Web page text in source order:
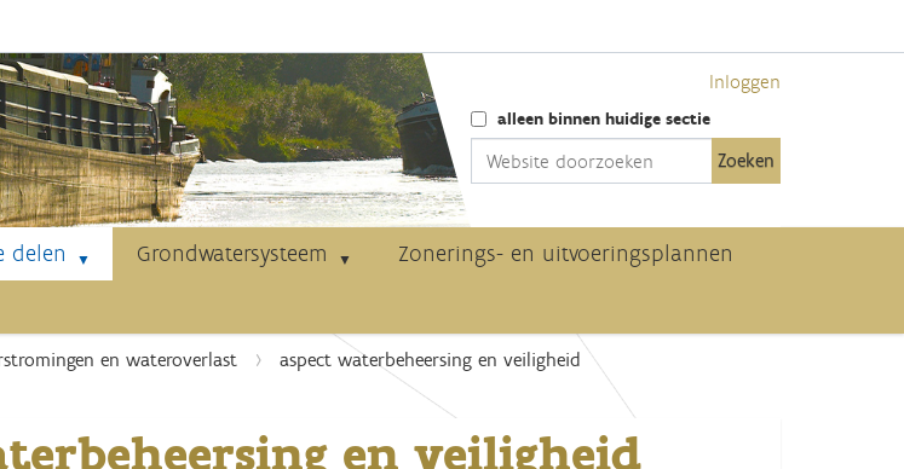
Zoekalleen binnen huidige sectie
Inloggen
delen Grondwatersysteem
Zonerings- en uitvoeringsplannen
en wateroverlast aspect waterbeheersing en veiligheid
en veiligheid